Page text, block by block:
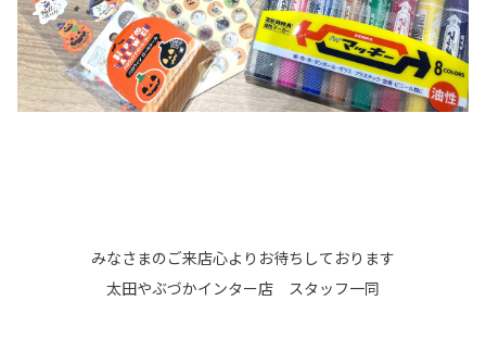
みなさまのご来店心よりお待ちしております
太田やぶづかインター店 スタッフ一同